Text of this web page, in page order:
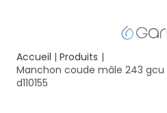
Accueil
Produits
Manchon coude mâle 243 gcu
d110155